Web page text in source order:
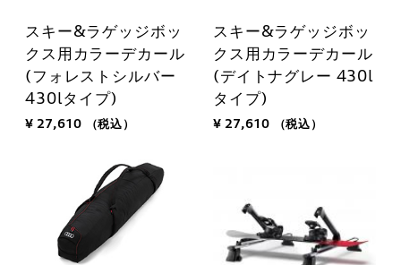
スキー&ラゲッジボッ
クス用カラーデカール
(フォレストシルバー
430lタイプ)
¥ 27,610 （税込）
スキー&ラゲッジボッ
クス用カラーデカール
(デイトナグレー 430l
タイプ)
¥ 27,610 （税込）